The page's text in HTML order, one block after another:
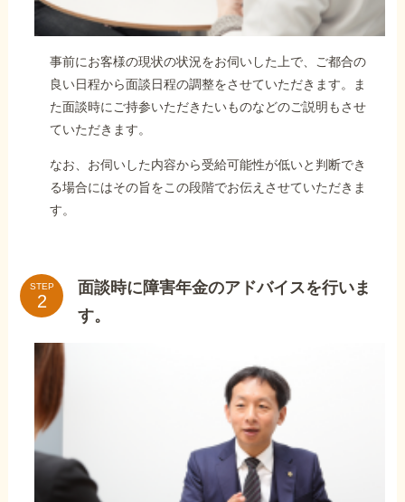
事前にお客様の現状の状況をお伺いした上で、ご都合の
良い日程から面談日程の調整をさせていただきます。ま
た面談時にご持参いただきたいものなどのご説明もさせ
ていただきます。
なお、お伺いした内容から受給可能性が低いと判断でき
る場合にはその旨をこの段階でお伝えさせていただきま
す。
STEP
面談時に障害年金のアドバイスを行いま
す。